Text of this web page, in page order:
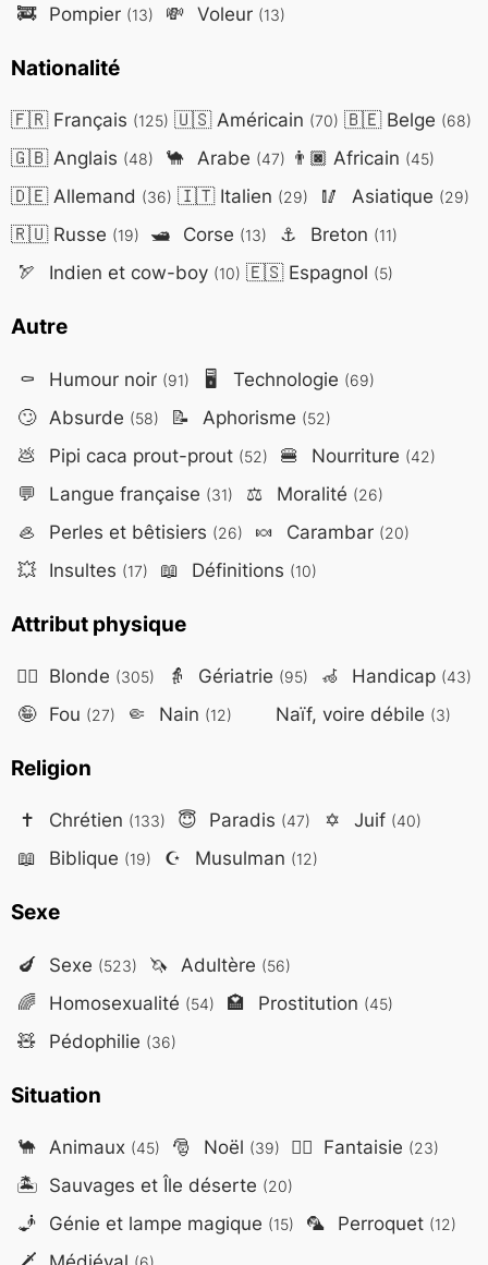
🚒 Pompier (13) 💸 Voleur (13)
Nationalité
🇫🇷Français (125) 🇺🇸Américain (70) 🇧🇪Belge (68)
🇬🇧Anglais (48) 🐪 Arabe (47) 👨🏿 Africain (45)
🇩🇪Allemand (36) 🇮🇹Italien (29) 🥢 Asiatique (29)
🇷🇺Russe (19) 🛥️ Corse (13) ⚓ Breton (11)
🏹 Indien et cow-boy (10) 🇪🇸Espagnol (5)
Autre
⚰️ Humour noir (91) 🖥️ Technologie (69)
🙄 Absurde (58) 📝 Aphorisme (52)
💩 Pipi caca prout-prout (52) 🍔 Nourriture (42)
💬 Langue française (31) ⚖️ Moralité (26)
🦪 Perles et bêtisiers (26) 🍬 Carambar (20)
💥 Insultes (17) 📖 Définitions (10)
Attribut physique
👱‍♀️ Blonde (305) 👵 Gériatrie (95) 🦽 Handicap (43)
🤪 Fou (27) 🤏 Nain (12) Naïf, voire débile (3)
Religion
✝️ Chrétien (133) 😇 Paradis (47) ✡️ Juif (40)
📖 Biblique (19) ☪️ Musulman (12)
Sexe
🍆 Sexe (523) 🦄 Adultère (56)
🌈 Homosexualité (54) 🏩 Prostitution (45)
🧸 Pédophilie (36)
Situation
🐪 Animaux (45) 🎅 Noël (39) 🧙‍♂️ Fantaisie (23)
🏝️ Sauvages et Île déserte (20)
🧞 Génie et lampe magique (15) 🦜 Perroquet (12)